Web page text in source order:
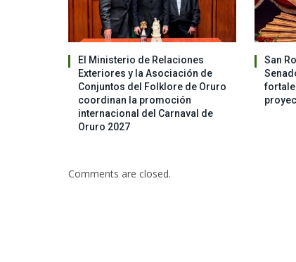
El Ministerio de Relaciones
Exteriores y la Asociación de
Conjuntos del Folklore de Oruro
coordinan la promoción
internacional del Carnaval de
Oruro 2027
San
Comments are closed.